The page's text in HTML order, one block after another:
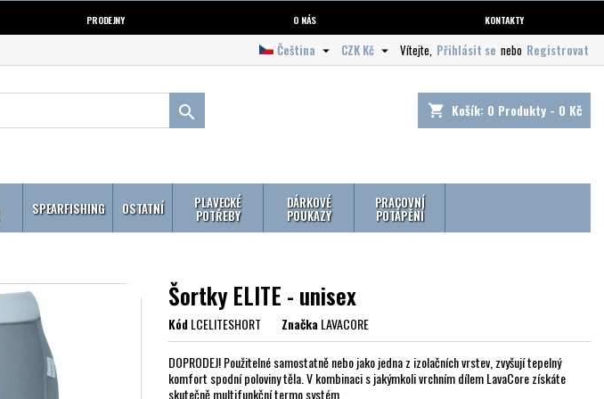
PRODEJNY O NÁS KONTAKTY
Vítejte, Přihlásit se nebo Registrovat
CZK Kč 
Čeština 
shopping_cart Košík: 0 Produkty - 0 Kč

SPEARFISHING OSTATNÍ PLAVECKÉ
POTŘEBY
DÁRKOVÉ
POUKAZY
PRACOVNÍ
POTÁPĚNÍ
Šortky ELITE - unisex
KódLCELITESHORT ZnačkaLAVACORE
DOPRODEJ! Použitelné samostatně nebo jako jedna z izolačních vrstev, zvyšují tepelný
komfort spodní poloviny těla. V kombinaci s jakýmkoli vrchním dílem LavaCore získáte
skutečně multifunkční termo systém.